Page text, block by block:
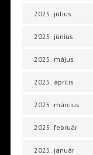
2025. július
2025. június
2025. május
2025. április
2025. március
2025. február
2025. január